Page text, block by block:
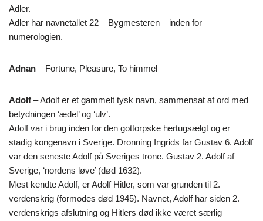
Adler.
Adler har navnetallet 22 – Bygmesteren – inden for
numerologien.
Adnan – Fortune, Pleasure, To himmel
Adolf – Adolf er et gammelt tysk navn, sammensat af ord med
betydningen ‘ædel’ og ‘ulv’.
Adolf var i brug inden for den gottorpske hertugsælgt og er
stadig kongenavn i Sverige. Dronning Ingrids far Gustav 6. Adolf
var den seneste Adolf på Sveriges trone. Gustav 2. Adolf af
Sverige, ‘nordens løve’ (død 1632).
Mest kendte Adolf, er Adolf Hitler, som var grunden til 2.
verdenskrig (formodes død 1945). Navnet, Adolf har siden 2.
verdenskrigs afslutning og Hitlers død ikke været særlig